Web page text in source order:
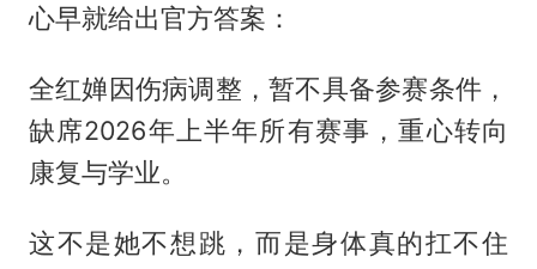
心早就给出官方答案：
全红婵因伤病调整，暂不具备参赛条件，
缺席2026年上半年所有赛事，重心转向
康复与学业。
这不是她不想跳，而是身体真的扛不住